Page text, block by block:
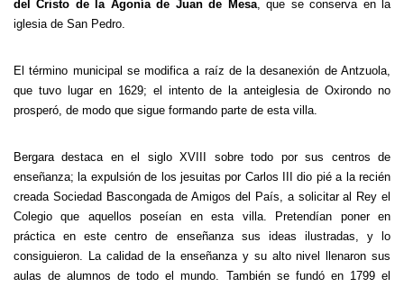
del Cristo de la Agonía de Juan de Mesa, que se conserva en la
iglesia de San Pedro.
El término municipal se modifica a raíz de la desanexión de Antzuola,
que tuvo lugar en 1629; el intento de la anteiglesia de Oxirondo no
prosperó, de modo que sigue formando parte de esta villa.
Bergara destaca en el siglo XVIII sobre todo por sus centros de
enseñanza; la expulsión de los jesuitas por Carlos III dio pié a la recién
creada Sociedad Bascongada de Amigos del País, a solicitar al Rey el
Colegio que aquellos poseían en esta villa. Pretendían poner en
práctica en este centro de enseñanza sus ideas ilustradas, y lo
consiguieron. La calidad de la enseñanza y su alto nivel llenaron sus
aulas de alumnos de todo el mundo. También se fundó en 1799 el